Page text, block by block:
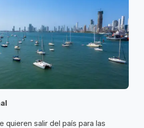
quieren salir del país para las